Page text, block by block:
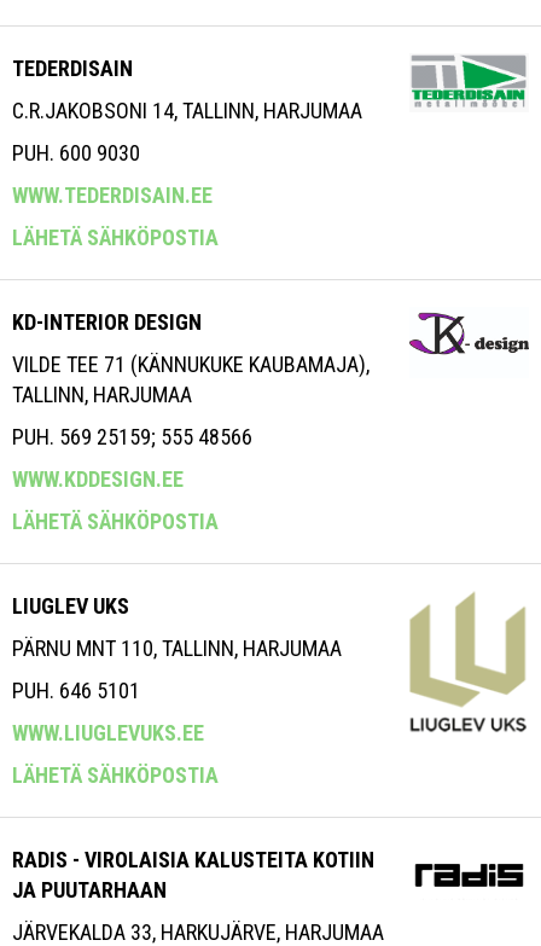
TEDERDISAIN
C.R.JAKOBSONI 14, TALLINN, HARJUMAA
PUH. 600 9030
WWW.TEDERDISAIN.EE
LÄHETÄ SÄHKÖPOSTIA
KD-INTERIOR DESIGN
VILDE TEE 71 (KÄNNUKUKE KAUBAMAJA),
TALLINN, HARJUMAA
PUH. 569 25159; 555 48566
WWW.KDDESIGN.EE
LÄHETÄ SÄHKÖPOSTIA
LIUGLEV UKS
PÄRNU MNT 110, TALLINN, HARJUMAA
PUH. 646 5101
WWW.LIUGLEVUKS.EE
LÄHETÄ SÄHKÖPOSTIA
RADIS - VIROLAISIA KALUSTEITA KOTIIN
JA PUUTARHAAN
JÄRVEKALDA 33, HARKUJÄRVE, HARJUMAA